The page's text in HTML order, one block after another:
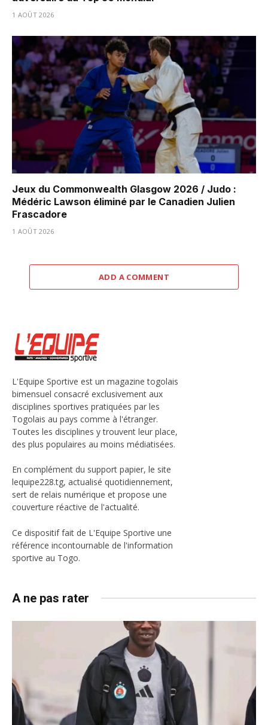
1 AOÛT 2026
Jeux du Commonwealth Glasgow 2026 / Judo :
Médéric Lawson éliminé par le Canadien Julien
Frascadore
1 AOÛT 2026
ADD A COMMENT
L'Equipe Sportive est un magazine togolais
bimensuel consacré exclusivement aux
disciplines sportives pratiquées par les
Togolais au pays comme à l'étranger.
Toutes les disciplines y trouvent leur place,
des plus populaires au moins médiatisées.
En complément du support papier, le site
lequipe228.tg, actualisé quotidiennement,
sert de relais numérique et propose une
couverture réactive de l'actualité.
Ce dispositif fait de L'Equipe Sportive une
référence incontournable de l'information
sportive au Togo.
A ne pas rater